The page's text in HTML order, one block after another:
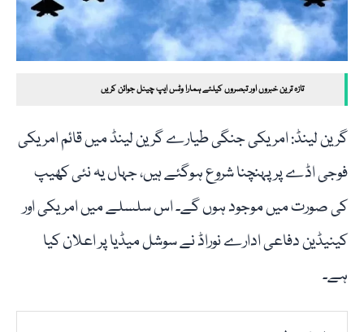
تازہ ترین خبروں اور تبصروں کیلئے ہمارا وٹس ایپ چینل جوائن کریں
گرین لینڈ: امریکی جنگی طیارے گرین لینڈ میں قائم امریکی
فوجی اڈے پر پہنچنا شروع ہوگئے ہیں، جہاں یہ نئی کھیپ
کی صورت میں موجود ہوں گے۔ اس سلسلے میں امریکی اور
کینیڈین دفاعی ادارے نوراڈ نے سوشل میڈیا پر اعلان کیا
ہے۔